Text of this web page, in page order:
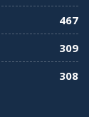
467
309
308